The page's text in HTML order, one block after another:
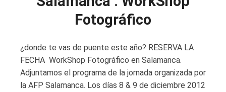
Fotográfico
¿donde te vas de puente este año? RESERVA LA
FECHA WorkShop Fotográfico en Salamanca.
Adjuntamos el programa de la jornada organizada por
la AFP Salamanca. Los días 8 & 9 de diciembre 2012